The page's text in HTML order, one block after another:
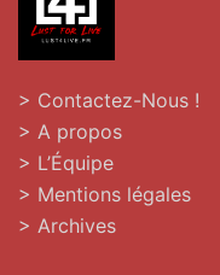
> Contactez-Nous !
> A propos
> L’Équipe
> Mentions légales
> Archives